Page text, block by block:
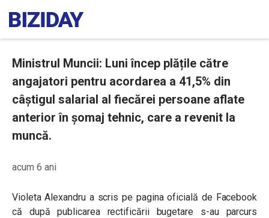
Ministrul Muncii: Luni încep plățile către
angajatori pentru acordarea a 41,5% din
câștigul salarial al fiecărei persoane aflate
anterior în șomaj tehnic, care a revenit la
muncă.
acum 6 ani
Violeta Alexandru a scris pe pagina oficială de Facebook
că după publicarea rectificării bugetare s-au parcurs